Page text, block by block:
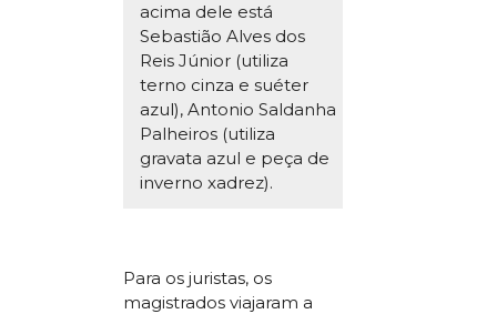
acima dele está
Sebastião Alves dos
Reis Júnior (utiliza
terno cinza e suéter
azul), Antonio Saldanha
Palheiros (utiliza
gravata azul e peça de
inverno xadrez).
Para os juristas, os
magistrados viajaram a